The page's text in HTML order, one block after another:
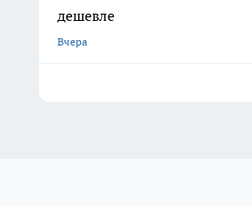
дешевле
Вчера